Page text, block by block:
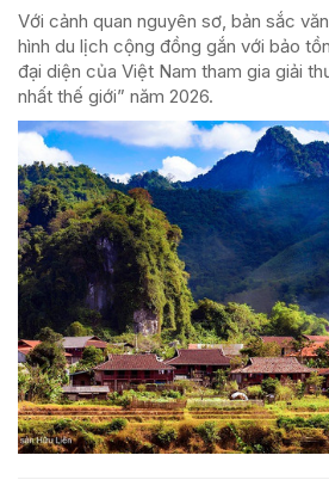
Với cảnh quan nguyên sơ, bản sắc
hình du lịch cộng đồng gắn với bảo
đại diện của Việt Nam tham gia giải
nhất thế giới” năm 2026.